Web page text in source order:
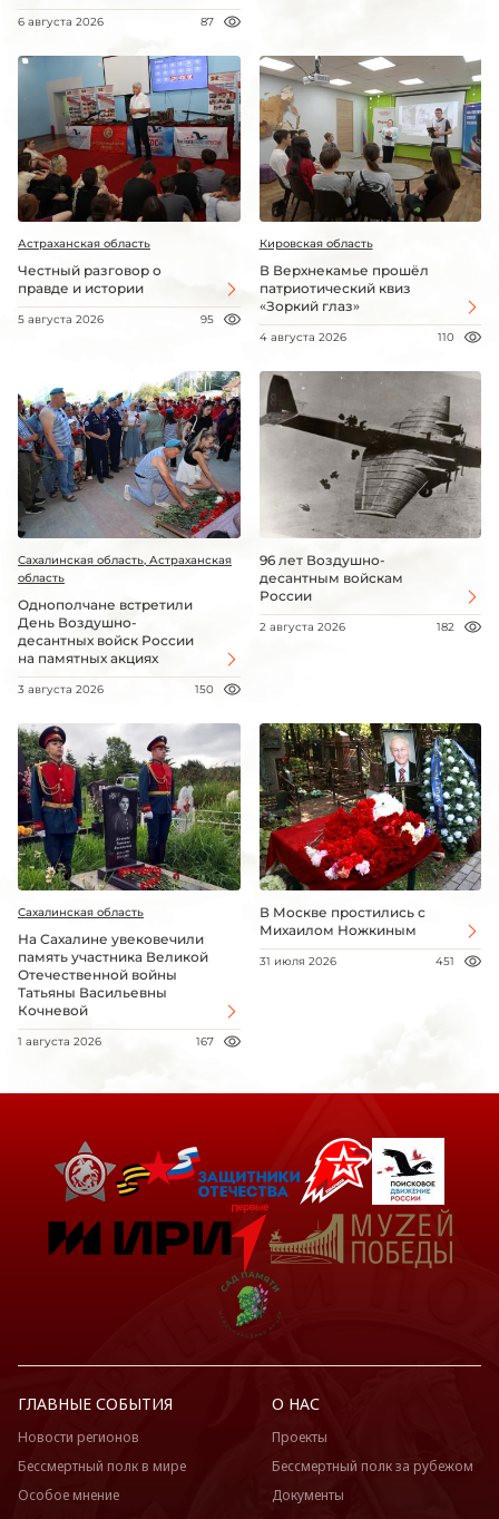
6 августа 2026 87
Астраханская область
Честный разговор о
правде и истории
5 августа 2026 95
Кировская область
В Верхнекамье прошёл
патриотический квиз
«Зоркий глаз»
4 августа 2026 110
Сахалинская область, Астраханская
область
Однополчане встретили
День Воздушно-
десантных войск России
на памятных акциях
3 августа 2026 150
96 лет Воздушно-
десантным войскам
России
2 августа 2026 182
Сахалинская область
На Сахалине увековечили
память участника Великой
Отечественной войны
Татьяны Васильевны
Кочневой
1 августа 2026 167
В Москве простились с
Михаилом Ножкиным
31 июля 2026 451
ГЛАВНЫЕ СОБЫТИЯ
Новости регионов
Бессмертный полк в мире
Особое мнение
О НАС
Проекты
Бессмертный полк за рубежом
Документы